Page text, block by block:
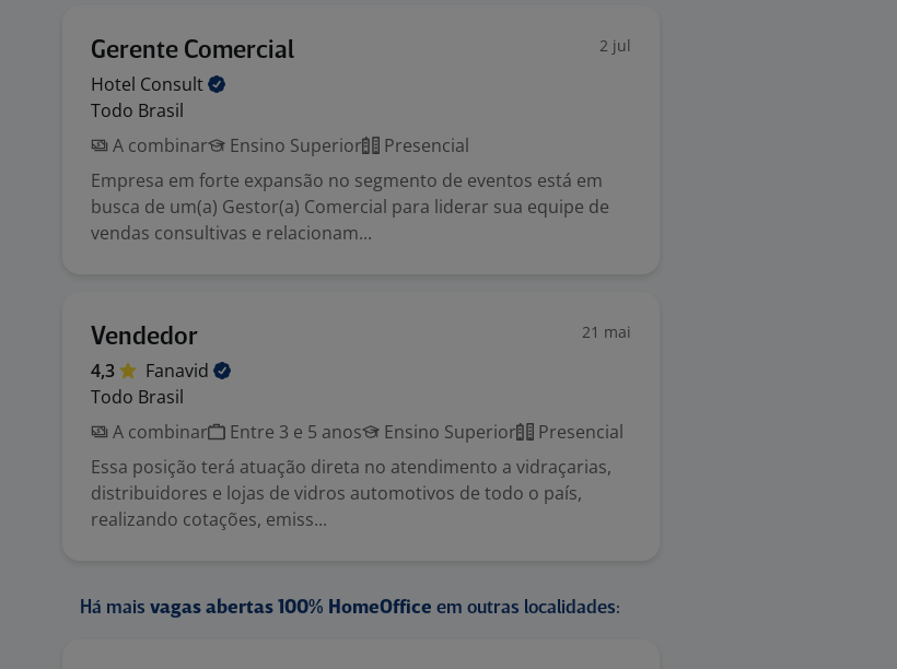
Gerente Comercial 2 jul
Hotel Consult
Todo Brasil
A combinar
Ensino Superior
Presencial
Empresa em forte expansão no segmento de eventos está em
busca de um(a) Gestor(a) Comercial para liderar sua equipe de
vendas consultivas e relacionam...
Vendedor 21 mai
4,3
Fanavid
Todo Brasil
A combinar
Entre 3 e 5 anos Ensino Superior
Presencial
Essa posição terá atuação direta no atendimento a vidraçarias,
distribuidores e lojas de vidros automotivos de todo o país,
realizando cotações, emiss...
Há mais vagas abertas 100% HomeOffice em outras localidades: